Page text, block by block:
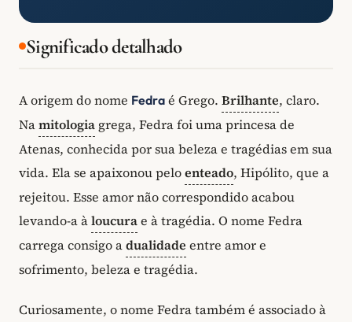
Significado detalhado
A origem do nome Fedra é Grego. Brilhante, claro.
Namitologia grega, Fedra foi uma princesa de
Atenas, conhecida por sua beleza e tragédias em sua
vida. Ela se apaixonou peloenteado, Hipólito, que a
rejeitou. Esse amor não correspondido acabou
levando-a àloucurae à tragédia. O nome Fedra
carrega consigo adualidade entre amor e
sofrimento, beleza e tragédia.
Curiosamente, o nome Fedra também é associado à